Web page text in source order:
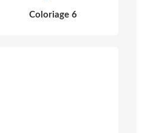
Coloriage 6